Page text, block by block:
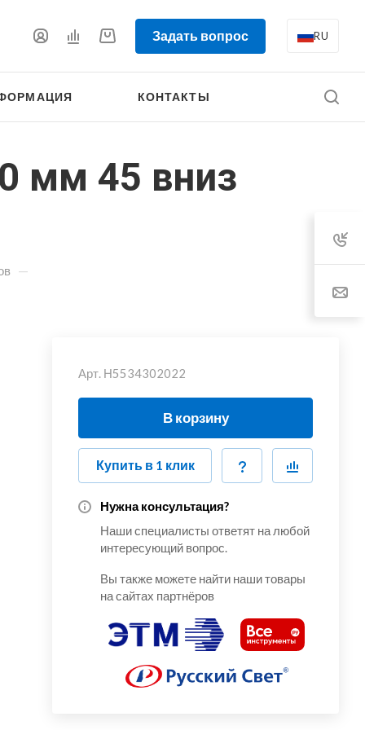
Задать вопрос RU
КОНТАКТЫ
мм 45 вниз
—
Арт. Н5534302022
В корзину
Купить в 1 клик
Нужна консультация?
Наши специалисты ответят на любой
интересующий вопрос.
Вы также можете найти наши товары
на сайтах партнёров